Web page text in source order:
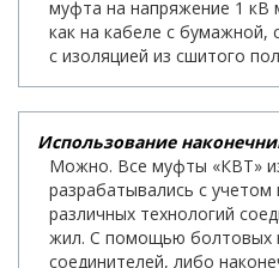
муфта на напряжение 1
как на кабеле с бумажной,
с изоляцией из сшитого
Использование
Можно. Все муфты «КВТ»
разрабатывались с
различных технологий
жил. С помощью болтовых
соединителей, либо